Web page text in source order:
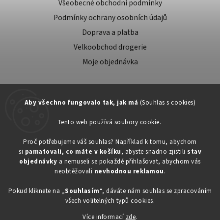
Aby všechno fungovalo tak, jak má (Souhlas s cookies)
Tento web používá soubory cookie.
Proč potřebujeme váš souhlas? Například k tomu, abychom
si pamatovali, co máte v košíku, abyste snadno zjistili stav
objednávky a nemuseli se pokaždé přihlašovat, abychom vás
neobtěžovali nevhodnou reklamou.
Pokud kliknete na „Souhlasím“, dáváte nám souhlas se zpracováním
všech volitelných typů cookies.
Více informací zde.
734603917
eshop@toner-rl.cz
Všeobecné obchodní podmínky
Podmínky ochrany osobních údajů
Doprava a platba
Velkoobchod drogerie
Moje objednávka